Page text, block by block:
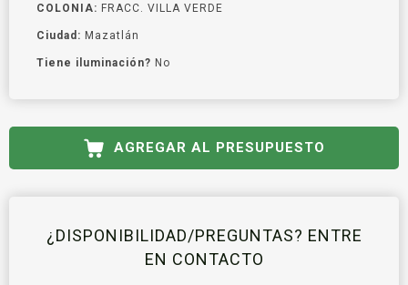
COLONIA: FRACC. VILLA VERDE
Ciudad: Mazatlán
Tiene iluminación? No
AGREGAR AL PRESUPUESTO
¿DISPONIBILIDAD/PREGUNTAS? ENTRE
EN CONTACTO